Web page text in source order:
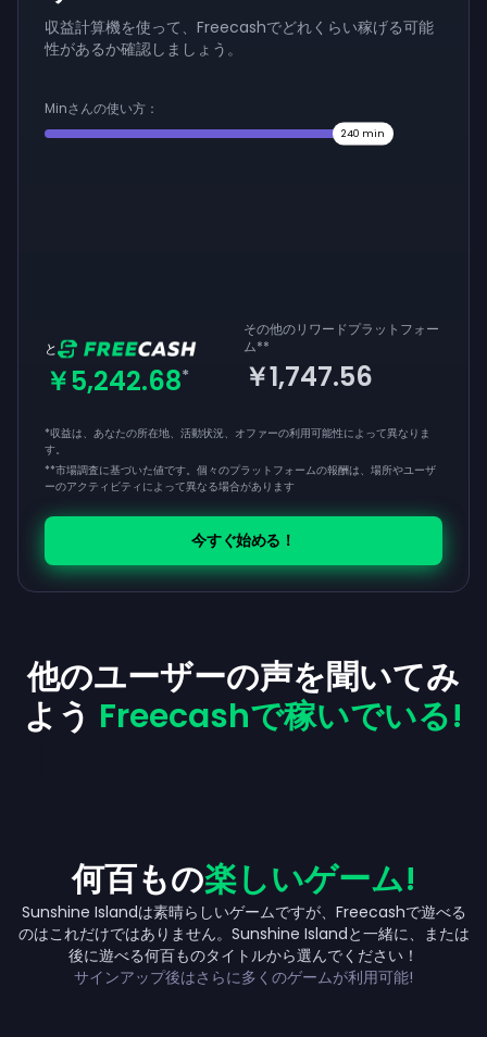
収益計算機を使って、Freecashでどれくらい稼げる可能
性があるか確認しましょう。
Minさんの使い方：
240 min
と
￥5,242.68*
その他のリワードプラットフォー
ム**
￥1,747.56
*収益は、あなたの所在地、活動状況、オファーの利用可能性によって異なりま
す。
**市場調査に基づいた値です。個々のプラットフォームの報酬は、場所やユーザ
ーのアクティビティによって異なる場合があります
今すぐ始める！
他のユーザーの声を聞いてみ
よう Freecashで稼いでいる!
何百もの楽しいゲーム!
Sunshine Islandは素晴らしいゲームですが、Freecashで遊べる
のはこれだけではありません。Sunshine Islandと一緒に、または
後に遊べる何百ものタイトルから選んでください！
Up to ￥65,000
サインアップ後はさらに多くのゲームが利用可能!